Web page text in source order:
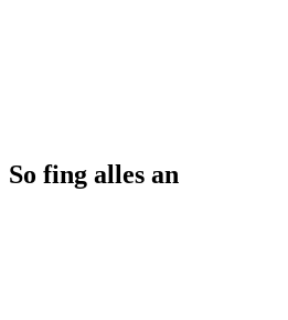
So fing alles an